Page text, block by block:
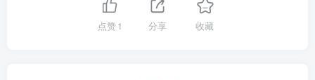
点赞1 分享 收藏